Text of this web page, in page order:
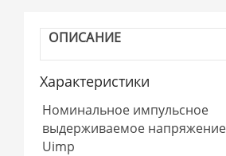
ОПИСАНИЕ
Характеристики
Номинальное импульсное
выдерживаемое напряжение
Uimp